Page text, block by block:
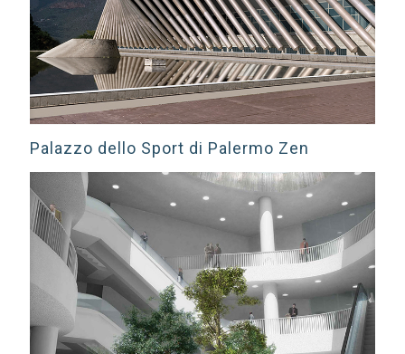
Palazzo dello Sport di Palermo Zen